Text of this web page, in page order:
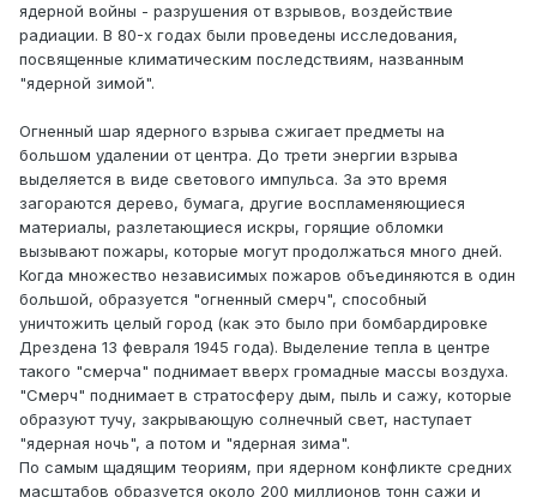
ядерной войны - разрушения от взрывов, воздействие
радиации. В 80-х годах были проведены исследования,
посвященные климатическим последствиям, названным
"ядерной зимой".
Огненный шар ядерного взрыва сжигает предметы на
большом удалении от центра. До трети энергии взрыва
выделяется в виде светового импульса. За это время
загораются дерево, бумага, другие воспламеняющиеся
материалы, разлетающиеся искры, горящие обломки
вызывают пожары, которые могут продолжаться много дней.
Когда множество независимых пожаров объединяются в один
большой, образуется "огненный смерч", способный
уничтожить целый город (как это было при бомбардировке
Дрездена 13 февраля 1945 года). Выделение тепла в центре
такого "смерча" поднимает вверх громадные массы воздуха.
"Смерч" поднимает в стратосферу дым, пыль и сажу, которые
образуют тучу, закрывающую солнечный свет, наступает
"ядерная ночь", а потом и "ядерная зима".
По самым щадящим теориям, при ядерном конфликте средних
масштабов образуется около 200 миллионов тонн сажи и